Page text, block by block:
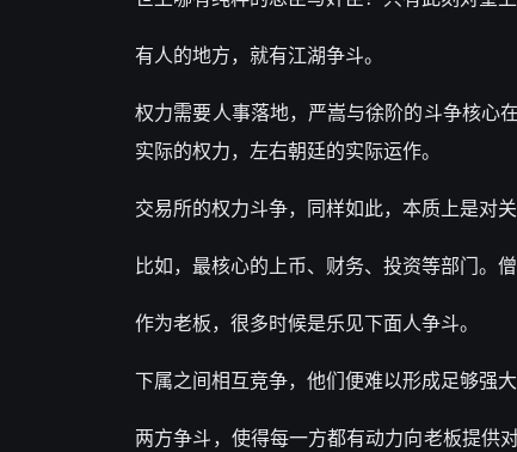
有人的地方，就有江湖争斗。
权力需要人事落地，严嵩与徐阶的斗争核心
实际的权力，左右朝廷的实际运作。
交易所的权力斗争，同样如此，本质上是对关
比如，最核心的上币、财务、投资等部门。
作为老板，很多时候是乐见下面人争斗。
下属之间相互竞争，他们便难以形成足够强
两方争斗，使得每一方都有动力向老板提供